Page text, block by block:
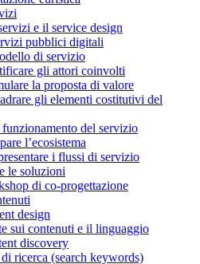
e il service design
pubblici digitali
di servizio
gli attori coinvolti
la proposta di valore
gli elementi costitutivi del
del servizio
l’ecosistema
i flussi di servizio
le soluzioni
di co-progettazione
design
sui contenuti e il linguaggio
discovery
ricerca (search keywords)